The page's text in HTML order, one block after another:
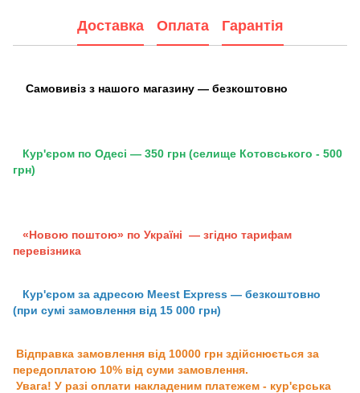
Доставка Оплата Гарантія
Самовивіз з нашого магазину — безкоштовно
Кур'єром по Одесі — 350 грн (селище Котовського - 500
грн)
«Новою поштою» по Україні — згідно тарифам
перевізника
Кур'єром за адресою Meest Express — безкоштовно
(при сумі замовлення від 15 000 грн)
Відправка замовлення від 10000 грн здійснюється за
передоплатою 10% від суми замовлення.
Увага! У разі оплати накладеним платежем - кур'єрська